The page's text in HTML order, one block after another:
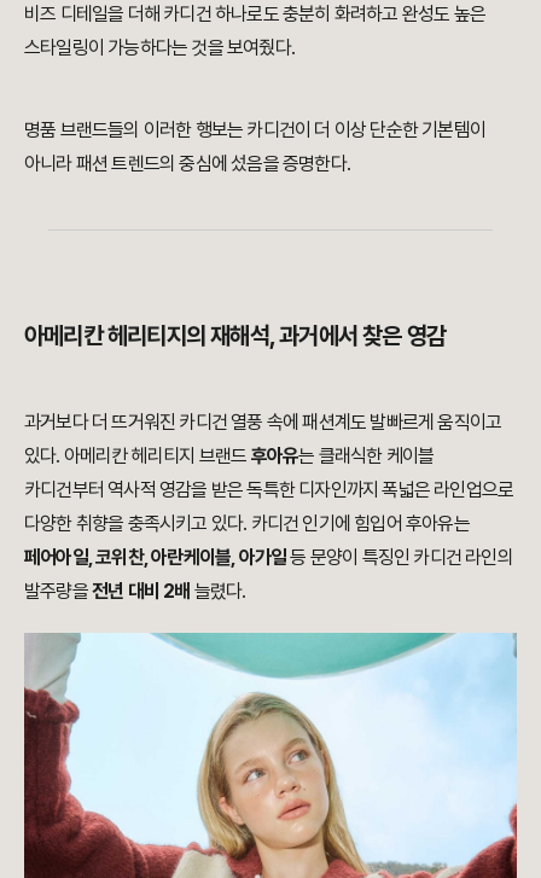
비즈 디테일을 더해 카디건 하나로도 충분히 화려하고 완성도 높은
스타일링이 가능하다는 것을 보여줬다.
명품 브랜드들의 이러한 행보는 카디건이 더 이상 단순한 기본템이
아니라 패션 트렌드의 중심에 섰음을 증명한다.
아메리칸 헤리티지의 재해석, 과거에서 찾은 영감
과거보다 더 뜨거워진 카디건 열풍 속에 패션계도 발빠르게 움직이고
있다. 아메리칸 헤리티지 브랜드 후아유는 클래식한 케이블
카디건부터 역사적 영감을 받은 독특한 디자인까지 폭넓은 라인업으로
다양한 취향을 충족시키고 있다. 카디건 인기에 힘입어 후아유는
페어아일, 코위찬, 아란케이블, 아가일등 문양이 특징인 카디건 라인의
발주량을전년 대비 2배 늘렸다.